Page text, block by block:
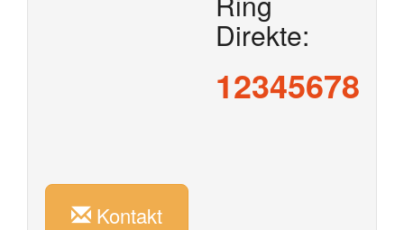
Direkte:
12345678
Kontakt